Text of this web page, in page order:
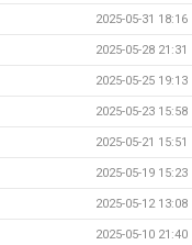
2025-05-31 18:16
2025-05-28 21:31
2025-05-25 19:13
2025-05-23 15:58
2025-05-21 15:51
2025-05-19 15:23
2025-05-12 13:08
2025-05-10 21:40